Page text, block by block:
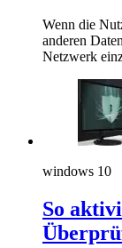
Wenn die
anderen
Netzwerk
windows 10
So